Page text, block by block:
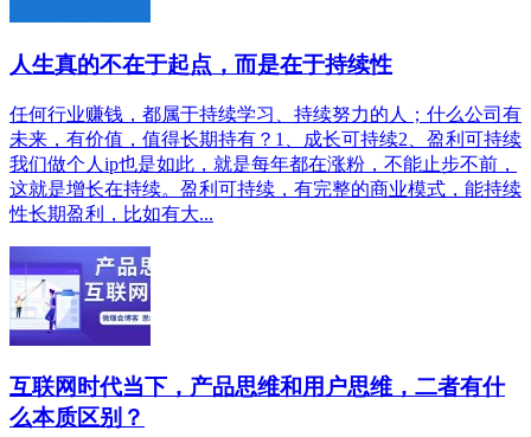
人生真的不在于起点，而是在于持续性
任何行业赚钱，都属于持续学习、持续努力的人；什么公司有
未来，有价值，值得长期持有？1、成长可持续2、盈利可持续
我们做个人ip也是如此，就是每年都在涨粉，不能止步不前，
这就是增长在持续。盈利可持续，有完整的商业模式，能持续
性长期盈利，比如有大...
互联网时代当下，产品思维和用户思维，二者有什
么本质区别？